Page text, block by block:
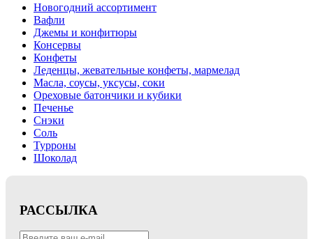
Новогодний ассортимент
Вафли
Джемы и конфитюры
Консервы
Конфеты
Леденцы, жевательные конфеты, мармелад
Масла, соусы, уксусы, соки
Ореховые батончики и кубики
Печенье
Снэки
Соль
Турроны
Шоколад
РАССЫЛКА